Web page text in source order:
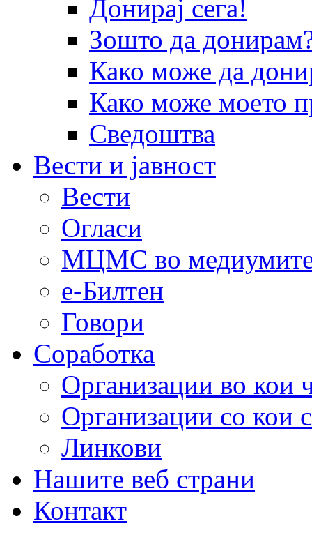
Донирај сега!
Зошто да
Како може да
Како може моето
Сведоштва
Вести и јавност
Вести
Огласи
МЦМС во
е-Билтен
Говори
Соработка
Организации во кои
Организации со кои
Линкови
Нашите веб страни
Контакт